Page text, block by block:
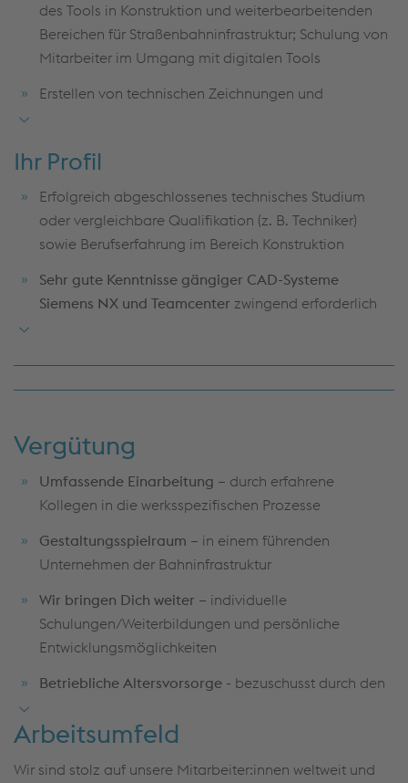
des Tools in Konstruktion und weiterbearbeitenden
Bereichen für Straßenbahninfrastruktur; Schulung von
Mitarbeiter im Umgang mit digitalen Tools
Erstellen von technischen Zeichnungen und
CAD-Systemen
Fertigungsgerechtes Konstruieren von Bauteilen und
Baugruppen in Zusammenarbeit mit den
Produktionsabteilungen; Erstellen von 3D-Modellen,
Bauteilzeichnungen und Konstruktionsdaten mit Hilfe
automatisierter Algorithmen
Erstellung technischer Berichte und Präsentationen
Ihr Profil
Erfolgreich abgeschlossenes technisches Studium
oder vergleichbare Qualifikation (z. B. Techniker)
sowie Berufserfahrung im Bereich Konstruktion
Sehr gute Kenntnisse gängiger CAD-Systeme
Siemens NX und Teamcenter zwingend erforderlich
Sehr gute Englischkenntnisse in Wort und Schrift,
weitere Sprachkenntnisse von Vorteil
Vergütung
Umfassende Einarbeitung – durch erfahrene
Kollegen in die werksspezifischen Prozesse
Gestaltungsspielraum – in einem führenden
Unternehmen der Bahninfrastruktur
Wir bringen Dich weiter – individuelle
Schulungen/Weiterbildungen und persönliche
Entwicklungsmöglichkeiten
Betriebliche Altersvorsorge - bezuschusst durch den
Eine Tätigkeit mit hoher Relevanz –
nachhaltige Bahninfrastruktur
Arbeitsumfeld
Wir sind stolz auf unsere Mitarbeiter:innen weltweit und